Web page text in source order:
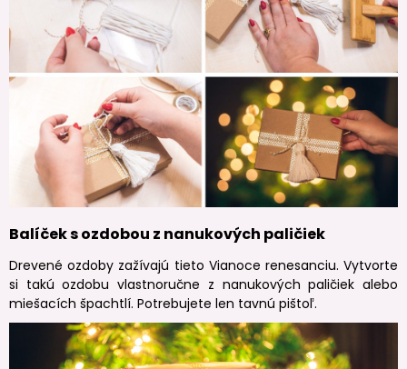
Balíček s ozdobou z nanukových paličiek
Drevené ozdoby zažívajú tieto Vianoce renesanciu. Vytvorte
si takú ozdobu vlastnoručne z nanukových paličiek alebo
miešacích špachtlí. Potrebujete len tavnú pištoľ.